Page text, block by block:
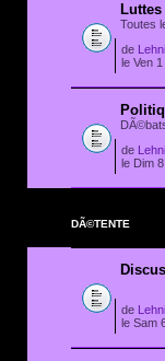
Toutes
de
le Ven
de
le Dim
DÃ©TENTE
de
le Sam